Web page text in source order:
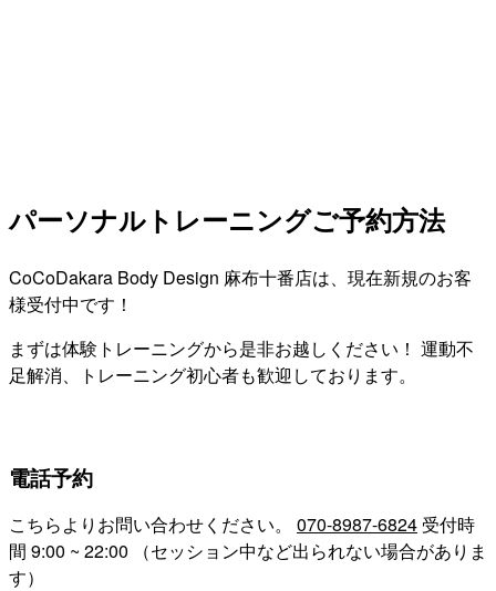
パーソナルトレーニングご予約方法
CoCoDakara Body Design 麻布十番店は、現在新規のお客
様受付中です！
まずは体験トレーニングから是非お越しください！ 運動不
足解消、トレーニング初心者も歓迎しております。
電話予約
こちらよりお問い合わせください。 070-8987-6824 受付時
間 9:00 ~ 22:00 （セッション中など出られない場合がありま
す）